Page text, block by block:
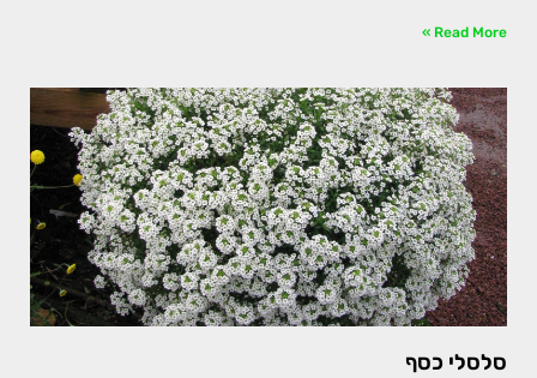
Read More »
סלסלי כסף